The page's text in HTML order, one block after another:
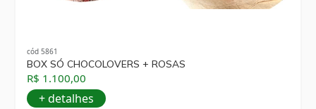
cód 5861
BOX SÓ CHOCOLOVERS + ROSAS
R$ 1.100,00
+ detalhes